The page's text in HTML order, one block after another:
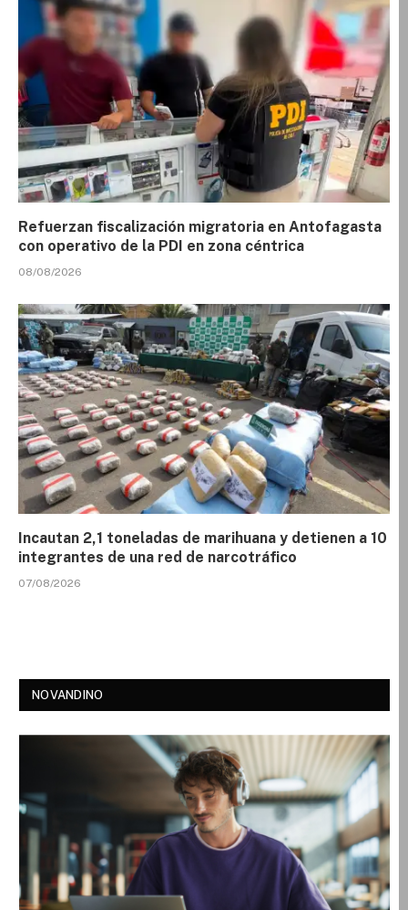
Refuerzan fiscalización migratoria en Antofagasta
con operativo de la PDI en zona céntrica
08/08/2026
Incautan 2,1 toneladas de marihuana y detienen a 10
integrantes de una red de narcotráfico
07/08/2026
NOVANDINO